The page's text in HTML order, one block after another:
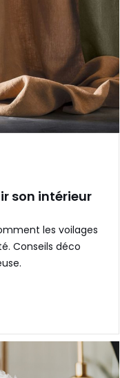
son intérieur
les voilages
Conseils déco